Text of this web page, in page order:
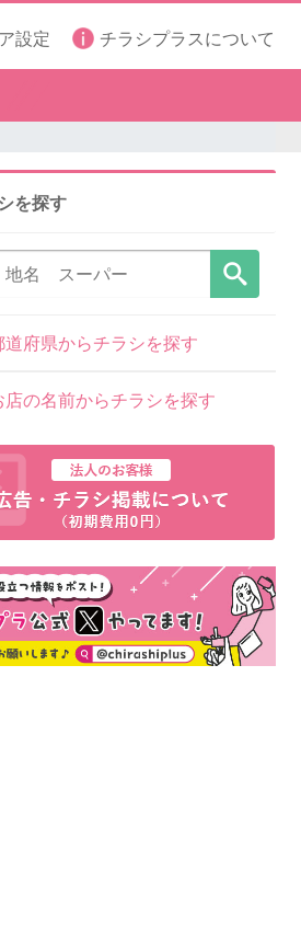
設定 チラシプラスについて
を探す
道府県からチラシを探す
店の名前からチラシを探す